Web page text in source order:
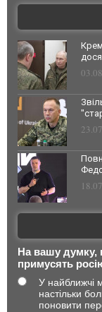
На вашу думку,
примусять
У найближчі
настільки
поновити